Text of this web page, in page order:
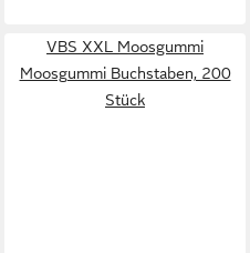
VBS XXL Moosgummi
Moosgummi Buchstaben, 200
Stück